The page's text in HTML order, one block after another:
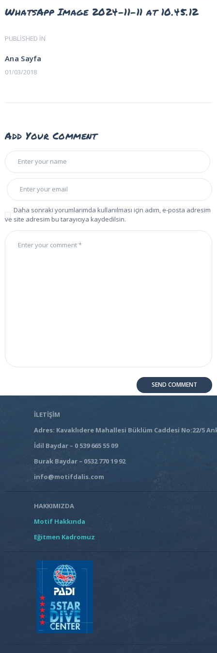
WhatsApp Image 2024-11-11 at 10.45.12
Yazı
gezinmesi
PUBLISHED IN
Ana Sayfa
01/03/2018
Add Your Comment
Daha sonraki yorumlarımda kullanılması için adım, e-posta adresim
ve site adresim bu tarayıcıya kaydedilsin.
İLETİŞİM
Adres: Kavaklıdere Mahallesi Büklüm Caddesi No:22/5
İdil Baydar – 0 539 665 55 09
Burak Baydar – 0532 770 19 92
info@motifdalis.com
HAKKIMIZDA
Motif Hakkında
Eğitmen Kadromuz